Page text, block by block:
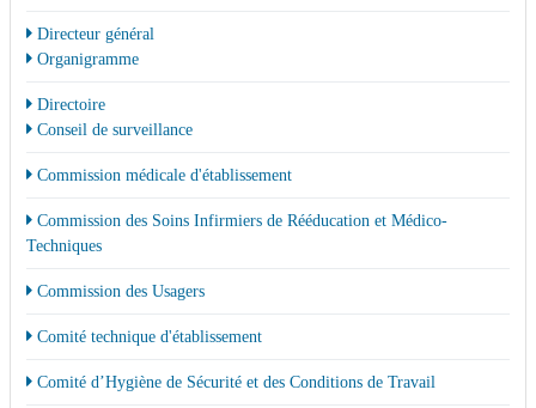
Directeur général
Organigramme
Directoire
Conseil de surveillance
Commission médicale d'établissement
Commission des Soins Infirmiers de Rééducation et Médico-
Techniques
Commission des Usagers
Comité technique d'établissement
Comité d’Hygiène de Sécurité et des Conditions de Travail